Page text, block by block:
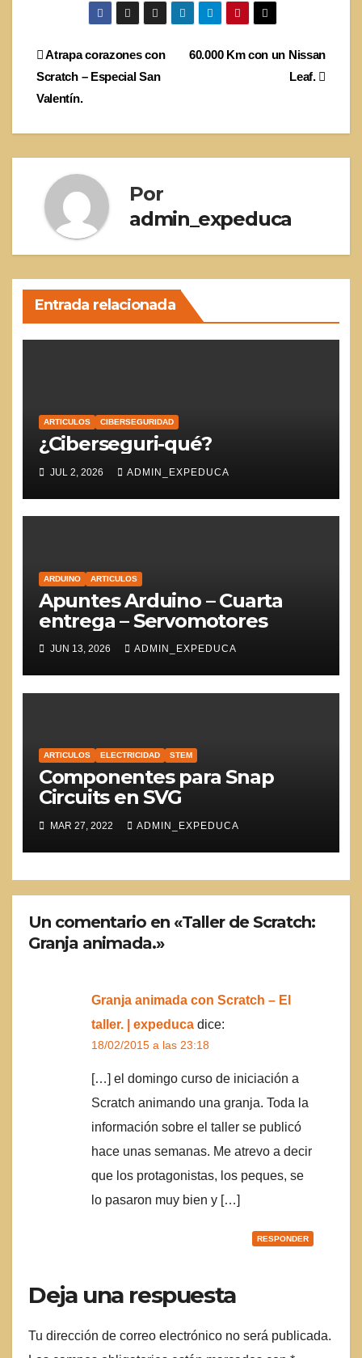
Navegación
de
entradas
60.000 Km con un Nissan
Leaf.
Atrapa corazones con
Scratch – Especial San
Valentín.
Por
admin_expeduca
Entrada relacionada
ARTICULOS CIBERSEGURIDAD
¿Ciberseguri-qué?
JUL 2, 2026 ADMIN_EXPEDUCA
ARDUINO ARTICULOS
Apuntes Arduino – Cuarta
entrega – Servomotores
JUN 13, 2026 ADMIN_EXPEDUCA
ARTICULOS ELECTRICIDAD STEM
Componentes para Snap
Circuits en SVG
MAR 27, 2022 ADMIN_EXPEDUCA
Un comentario en «Taller de Scratch:
Granja animada.»
Granja animada con Scratch – El
taller. | expeduca dice:
18/02/2015 a las 23:18
[…] el domingo curso de iniciación a
Scratch animando una granja. Toda la
información sobre el taller se publicó
hace unas semanas. Me atrevo a decir
que los protagonistas, los peques, se
lo pasaron muy bien y […]
RESPONDER
Deja una respuesta
Tu dirección de correo electrónico no será publicada.